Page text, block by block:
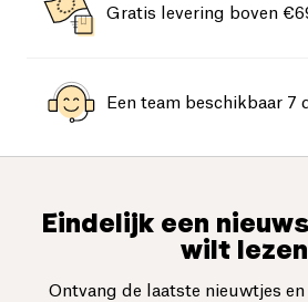
Gratis levering boven
Een team beschikbaar 7
Eindelijk een
wilt
Ontvang de laatste nieuwtjes en